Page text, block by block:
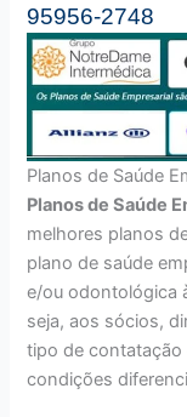
95956-2748
Planos de Saúde
Planos de Saúde
melhores planos
plano de saúde
e/ou odontológica
seja, aos sócios,
tipo de contatação
condições